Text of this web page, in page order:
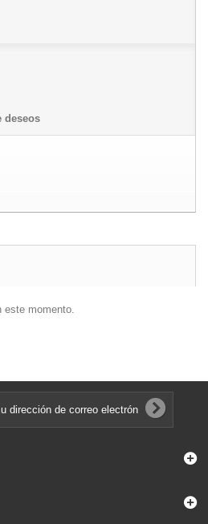
deseos
este momento.